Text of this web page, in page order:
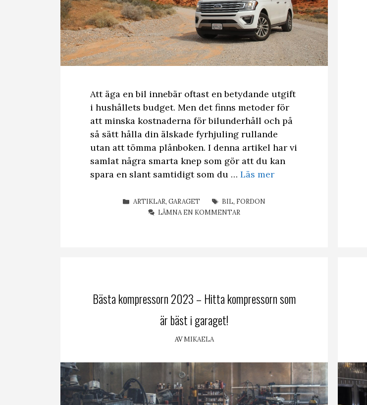
Att äga en bil innebär oftast en betydande utgift
i hushållets budget. Men det finns metoder för
att minska kostnaderna för bilunderhåll och på
så sätt hålla din älskade fyrhjuling rullande
utan att tömma plånboken. I denna artikel har vi
samlat några smarta knep som gör att du kan
spara en slant samtidigt som du … Läs mer
KATEGORIER
ARTIKLAR, GARAGET ETIKETTER
BIL, FORDON
LÄMNA EN KOMMENTAR
Bästa kompressorn 2023 – Hitta kompressorn som
är bäst i garaget!
AVMIKAELA